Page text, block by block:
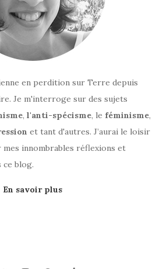
en perdition sur Terre depuis
Je m'interroge sur des sujets
, l'anti-spécisme, le féminisme,
et tant d'autres. J’aurai le loisir
innombrables réflexions et
ce blog.
En savoir plus